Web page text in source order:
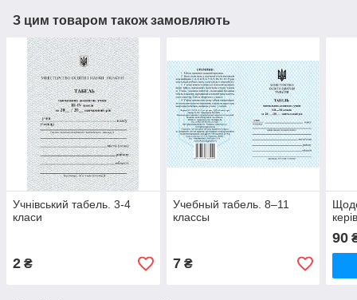
З цим товаром також замовляють
Учнівський табель. 3-4
класи
2 ₴
Учебный табель. 8–11
классы
7₴
90